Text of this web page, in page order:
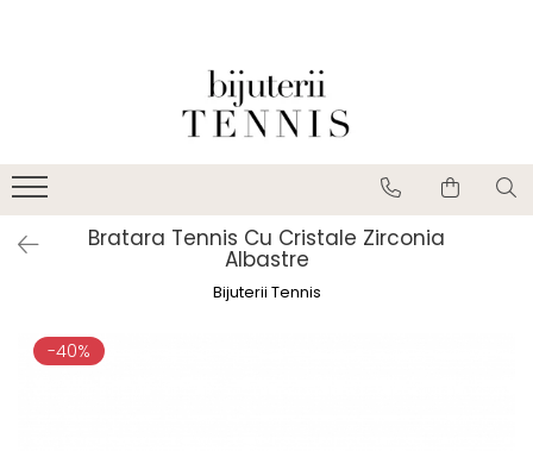
Bratara Tennis Cu Cristale Zirconia
Albastre
Bijuterii Tennis
-40%